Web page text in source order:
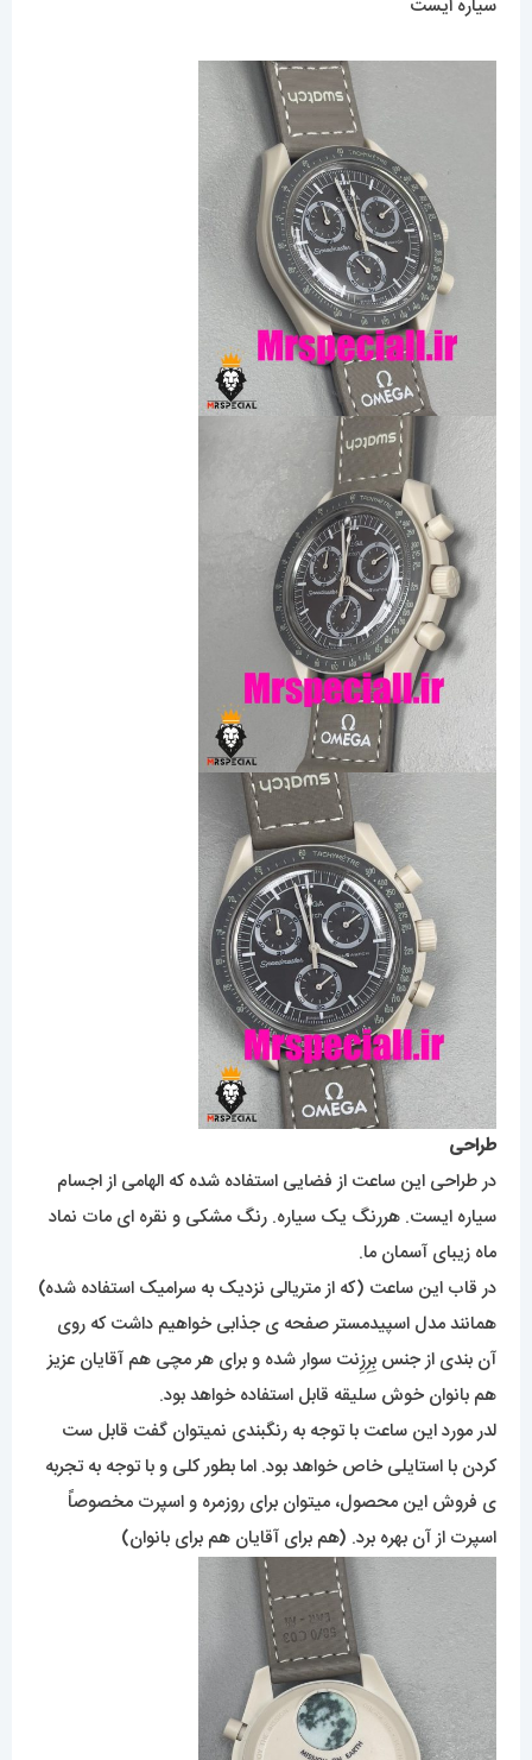
سیاره ایست
طراحی
در طراحی این ساعت از فضایی استفاده شده که الهامی از اجسام
سیاره ایست. هررنگ یک سیاره. رنگ مشکی و نقره ای مات نماد
ماه زیبای آسمان ما.
در قاب این ساعت (که از متریالی نزدیک به سرامیک استفاده شده)
همانند مدل اسپیدمستر صفحه ی جذابی خواهیم داشت که روی
آن بندی از جنس بِرِزِنت سوار شده و برای هر مچی هم آقایان عزیز
هم بانوان خوش سلیقه قابل استفاده خواهد بود.
لدر مورد این ساعت با توجه به رنگبندی نمیتوان گفت قابل ست
کردن با استایلی خاص خواهد بود. اما بطور کلی و با توجه به تجربه
ی فروش این محصول، میتوان برای روزمره و اسپرت مخصوصاً
اسپرت از آن بهره برد. (هم برای آقایان هم برای بانوان)